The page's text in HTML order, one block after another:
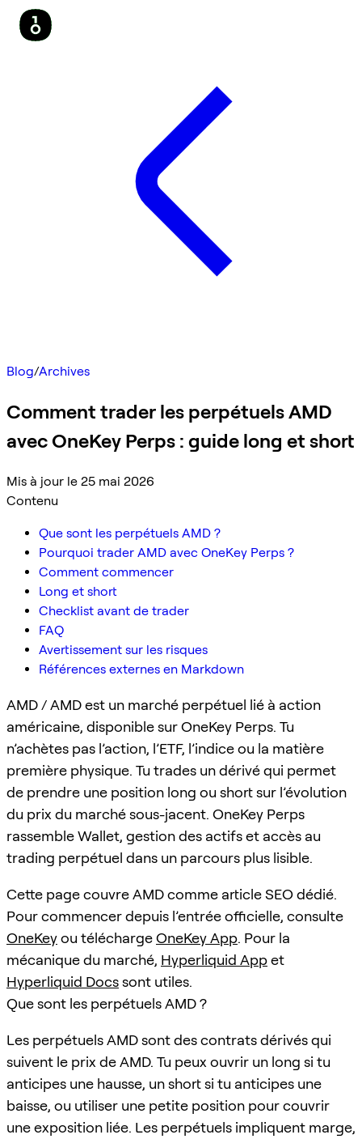
Blog/Archives
Comment trader les perpétuels AMD
avec OneKey Perps : guide long et short
Mis à jour le 25 mai 2026
Contenu
Que sont les perpétuels AMD ?
Pourquoi trader AMD avec OneKey Perps ?
Comment commencer
Long et short
Checklist avant de trader
FAQ
Avertissement sur les risques
Références externes en Markdown
AMD / AMD est un marché perpétuel lié à action
américaine, disponible sur OneKey Perps. Tu
n’achètes pas l’action, l’ETF, l’indice ou la matière
première physique. Tu trades un dérivé qui permet
de prendre une position long ou short sur l’évolution
du prix du marché sous-jacent. OneKey Perps
rassemble Wallet, gestion des actifs et accès au
trading perpétuel dans un parcours plus lisible.
Cette page couvre AMD comme article SEO dédié.
Pour commencer depuis l’entrée officielle, consulte
OneKeyou téléchargeOneKey App. Pour la
mécanique du marché, Hyperliquid Appet
Hyperliquid Docssont utiles.
Que sont les perpétuels AMD ?
Les perpétuels AMD sont des contrats dérivés qui
suivent le prix de AMD. Tu peux ouvrir un long si tu
anticipes une hausse, un short si tu anticipes une
baisse, ou utiliser une petite position pour couvrir
une exposition liée. Les perpétuels impliquent marge,